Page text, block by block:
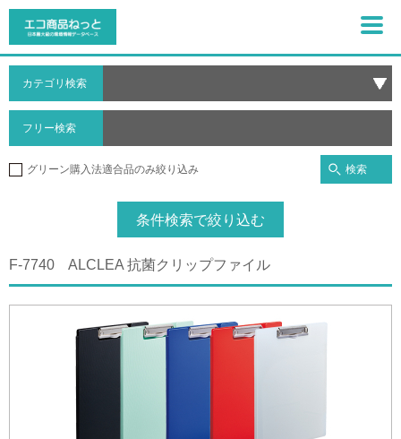
カテゴリ検索
フリー検索
グリーン購入法適合品のみ絞り込み 検索
条件検索で絞り込む
F-7740 ALCLEA 抗菌クリップファイル